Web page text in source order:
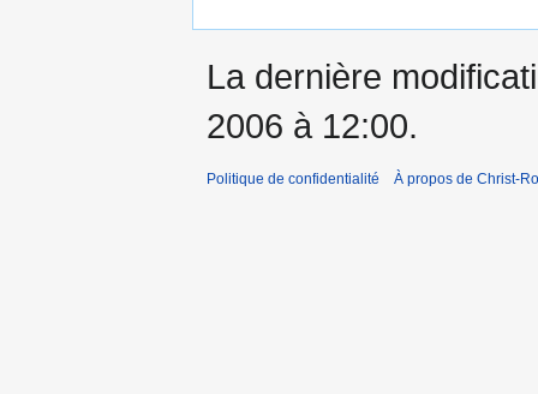
La dernière
2006 à 12:00.
Politique de confidentialité À propos de Christ-